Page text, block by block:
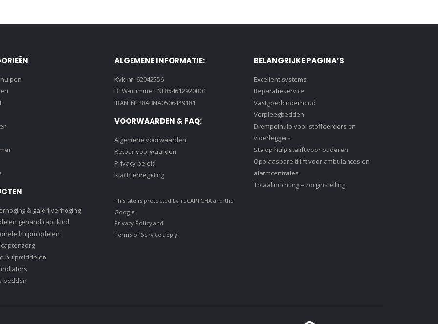
& galerijverhoging
gehandicapt kind
hulpmiddelen
hulpmiddelen
bedden
ALGEMENE INFORMATIE:
Kvk-nr: 62042556
BTW-nummer: NL854612920B01
IBAN: NL28ABNA0506449181
VOORWAARDEN & FAQ:
Algemene voorwaarden
Retour voorwaarden
Privacy beleid
Klachtenregeling
This site is protected by reCAPTCHA and the
Google
Privacy Policyand
Terms of Service apply.
BELANGRIJKE PAGINA’S
Excellent systems
Reparatieservice
Vastgoedonderhoud
Verpleegbedden
Drempelhulp voor stoffeerders en
vloerleggers
Sta op hulp stalift voor ouderen
Opblaasbare tillift voor ambulances en
alarmcentrales
Totaalinrichting – zorginstelling